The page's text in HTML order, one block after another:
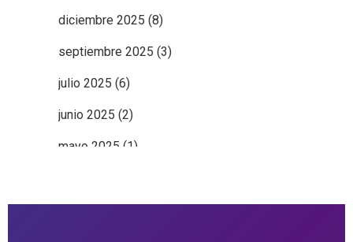
diciembre 2025 (8)
septiembre 2025 (3)
julio 2025 (6)
junio 2025 (2)
mayo 2025 (1)